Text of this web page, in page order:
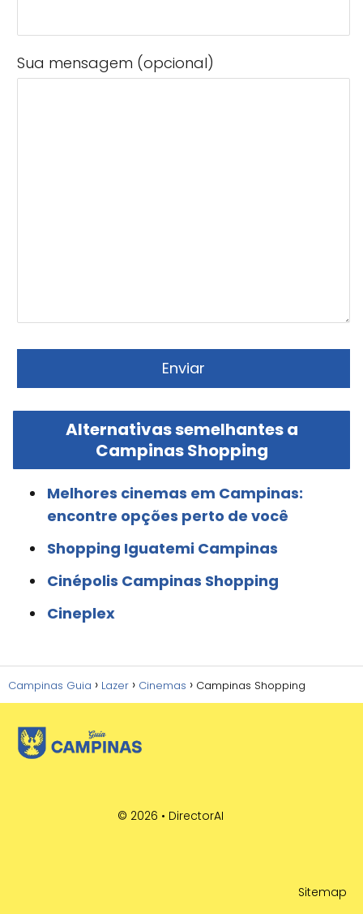
Sua mensagem (opcional)
Alternativas semelhantes a
Campinas Shopping
Melhores cinemas em Campinas:
encontre opções perto de você
Shopping Iguatemi Campinas
Cinépolis Campinas Shopping
Cineplex
Campinas Guia Lazer Cinemas Campinas Shopping
© 2026 • DirectorAI
Sitemap